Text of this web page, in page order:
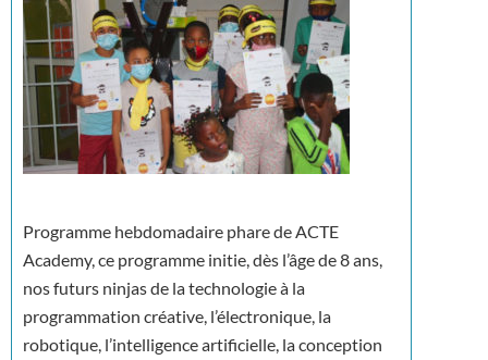
Programme hebdomadaire phare de ACTE
Academy, ce programme initie, dès l’âge de 8 ans,
nos futurs ninjas de la technologie à la
programmation créative, l’électronique, la
robotique, l’intelligence artificielle, la conception